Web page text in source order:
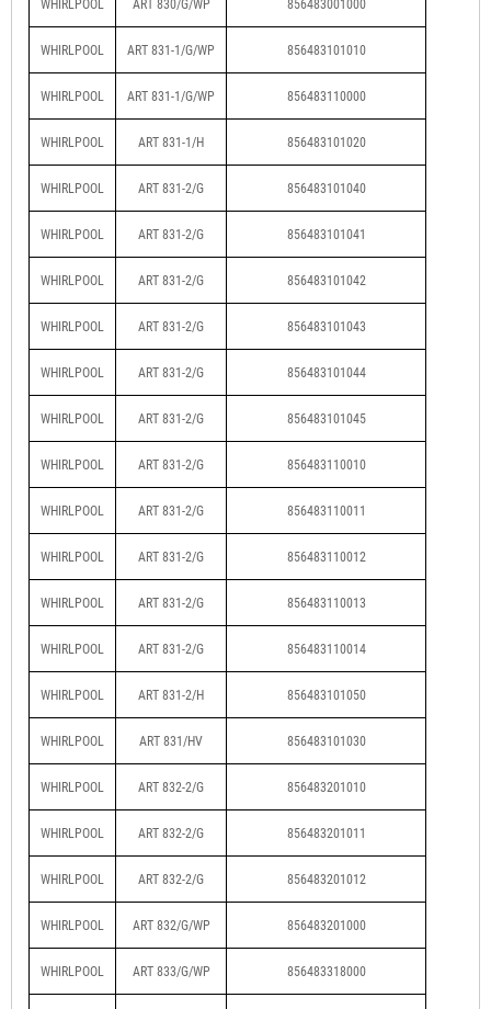
WHIRLPOOL ART 830/G/WP 856483001000
WHIRLPOOL ART 831-1/G/WP 856483101010
WHIRLPOOL ART 831-1/G/WP 856483110000
WHIRLPOOL ART 831-1/H 856483101020
WHIRLPOOL ART 831-2/G 856483101040
WHIRLPOOL ART 831-2/G 856483101041
WHIRLPOOL ART 831-2/G 856483101042
WHIRLPOOL ART 831-2/G 856483101043
WHIRLPOOL ART 831-2/G 856483101044
WHIRLPOOL ART 831-2/G 856483101045
WHIRLPOOL ART 831-2/G 856483110010
WHIRLPOOL ART 831-2/G 856483110011
WHIRLPOOL ART 831-2/G 856483110012
WHIRLPOOL ART 831-2/G 856483110013
WHIRLPOOL ART 831-2/G 856483110014
WHIRLPOOL ART 831-2/H 856483101050
WHIRLPOOL ART 831/HV 856483101030
WHIRLPOOL ART 832-2/G 856483201010
WHIRLPOOL ART 832-2/G 856483201011
WHIRLPOOL ART 832-2/G 856483201012
WHIRLPOOL ART 832/G/WP 856483201000
WHIRLPOOL ART 833/G/WP 856483318000